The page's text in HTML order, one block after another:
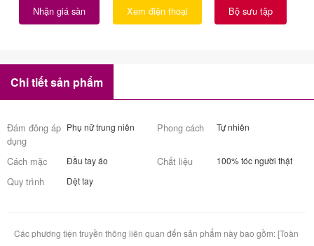
Nhận giá sàn Xem điện thoại Bộ sưu tập
Chi tiết sản phẩm
Đám đông áp
dụng
Phụ nữ trung niên Phong cách Tự nhiên
Cách mặc Đầu tay áo Chất liệu 100% tóc người thật
Quy trình Dệt tay
Các phương tiện truyền thông liên quan đến sản phẩm này bao gồm: [Toàn